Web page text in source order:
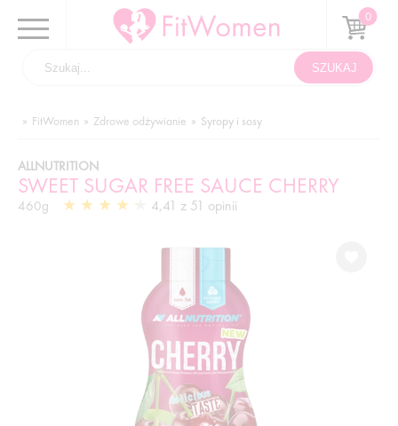
FitWomen Zdrowe odżywianie Syropy i sosy
SWEET SUGAR FREE SAUCE CHERRY
ALLNUTRITION
460g 4,41 z 51 opinii